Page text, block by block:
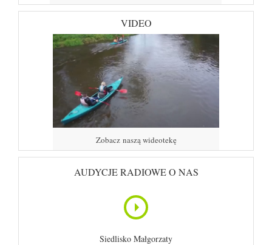
VIDEO
Zobacz naszą wideotekę
AUDYCJE RADIOWE O NAS
Siedlisko Małgorzaty